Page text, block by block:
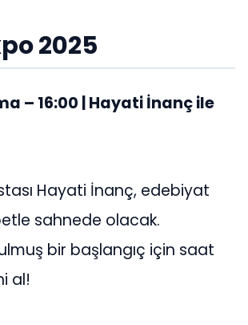
2025
– 16:00 | Hayati İnanç ile
Hayati İnanç, edebiyat
sahnede olacak.
bir başlangıç için saat
al!